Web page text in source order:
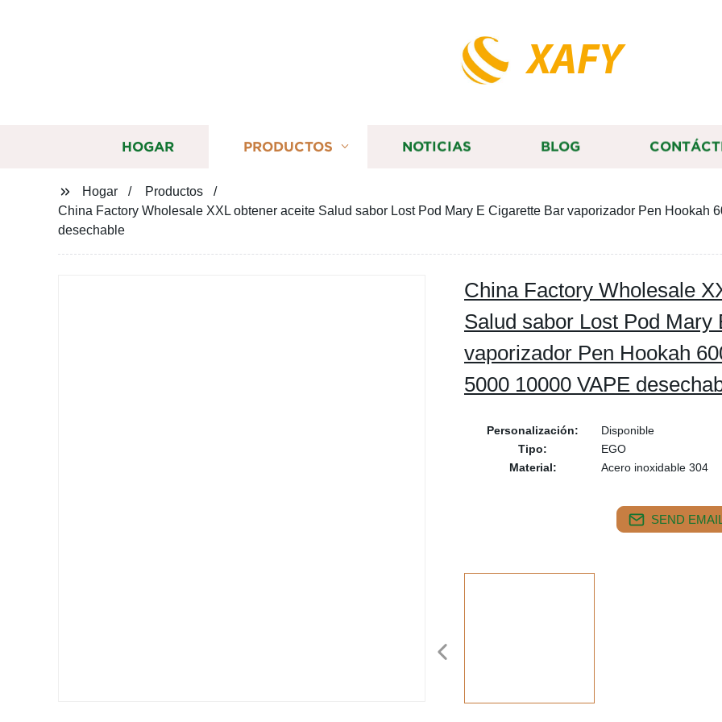
XAFY
HOGAR PRODUCTOS NOTICIAS BLOG
Hogar
Productos
China Factory Wholesale XXL obtener aceite Salud sabor Lost Pod Mary E Cigarette Bar vaporizador Pen Hookah
desechable
China Factory Wholesale
Salud sabor Lost Pod Mary
vaporizador Pen Hookah
5000 10000 VAPE
Personalización:
Disponible
Tipo:
EGO
Material:
Acero inoxidable 304
SEND